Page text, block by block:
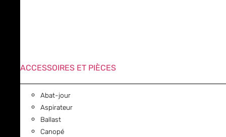
ACCESSOIRES ET PIÈCES
Abat-jour
Aspirateur
Ballast
Canopé